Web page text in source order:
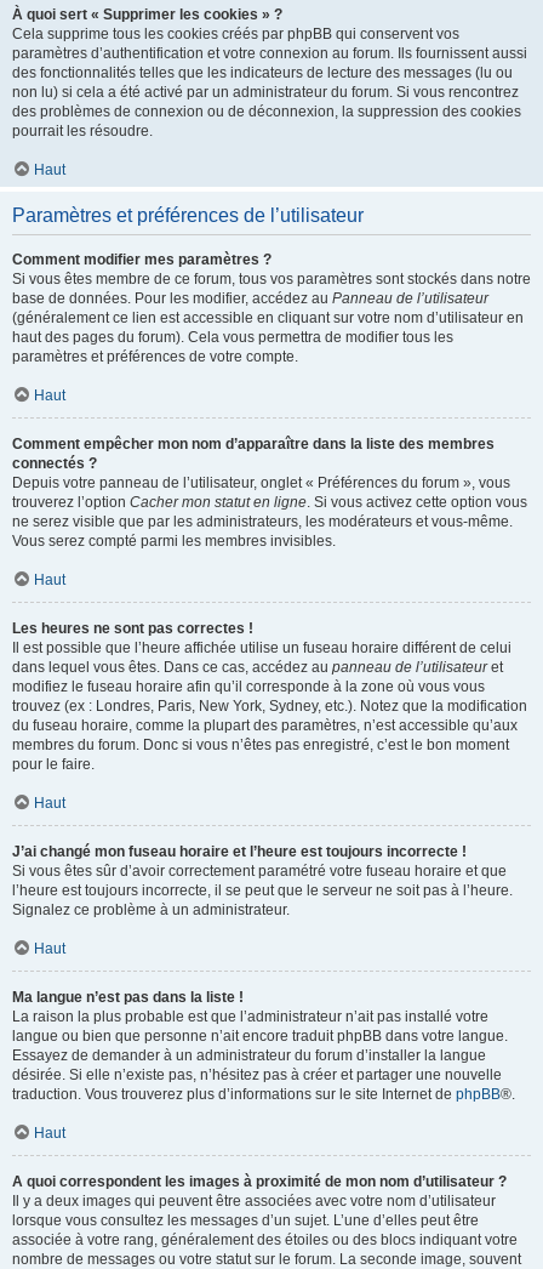
À quoi sert « Supprimer les cookies » ?
Cela supprime tous les cookies créés par phpBB qui conservent vos
paramètres d’authentification et votre connexion au forum. Ils fournissent aussi
des fonctionnalités telles que les indicateurs de lecture des messages (lu ou
non lu) si cela a été activé par un administrateur du forum. Si vous rencontrez
des problèmes de connexion ou de déconnexion, la suppression des cookies
pourrait les résoudre.
Haut
Paramètres et préférences de l’utilisateur
Comment modifier mes paramètres ?
Si vous êtes membre de ce forum, tous vos paramètres sont stockés dans notre
base de données. Pour les modifier, accédez au Panneau de l’utilisateur
(généralement ce lien est accessible en cliquant sur votre nom d’utilisateur en
haut des pages du forum). Cela vous permettra de modifier tous les
paramètres et préférences de votre compte.
Haut
Comment empêcher mon nom d’apparaître dans la liste des membres
connectés ?
Depuis votre panneau de l’utilisateur, onglet « Préférences du forum », vous
trouverez l’option Cacher mon statut en ligne. Si vous activez cette option vous
ne serez visible que par les administrateurs, les modérateurs et vous-même.
Vous serez compté parmi les membres invisibles.
Haut
Les heures ne sont pas correctes !
Il est possible que l’heure affichée utilise un fuseau horaire différent de celui
dans lequel vous êtes. Dans ce cas, accédez au panneau de l’utilisateuret
modifiez le fuseau horaire afin qu’il corresponde à la zone où vous vous
trouvez (ex : Londres, Paris, New York, Sydney, etc.). Notez que la modification
du fuseau horaire, comme la plupart des paramètres, n’est accessible qu’aux
membres du forum. Donc si vous n’êtes pas enregistré, c’est le bon moment
pour le faire.
Haut
J’ai changé mon fuseau horaire et l’heure est toujours incorrecte !
Si vous êtes sûr d’avoir correctement paramétré votre fuseau horaire et que
l’heure est toujours incorrecte, il se peut que le serveur ne soit pas à l’heure.
Signalez ce problème à un administrateur.
Haut
Ma langue n’est pas dans la liste !
La raison la plus probable est que l’administrateur n’ait pas installé votre
langue ou bien que personne n’ait encore traduit phpBB dans votre langue.
Essayez de demander à un administrateur du forum d’installer la langue
désirée. Si elle n’existe pas, n’hésitez pas à créer et partager une nouvelle
traduction. Vous trouverez plus d’informations sur le site Internet de phpBB®.
Haut
A quoi correspondent les images à proximité de mon nom d’utilisateur ?
Il y a deux images qui peuvent être associées avec votre nom d’utilisateur
lorsque vous consultez les messages d’un sujet. L’une d’elles peut être
associée à votre rang, généralement des étoiles ou des blocs indiquant votre
nombre de messages ou votre statut sur le forum. La seconde image, souvent